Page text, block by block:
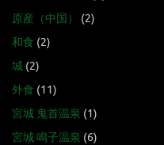
原産（中国）
(2)
和食 (2)
城 (2)
外食 (11)
宮城 鬼首温泉 (1)
宮城 鳴子温泉 (6)